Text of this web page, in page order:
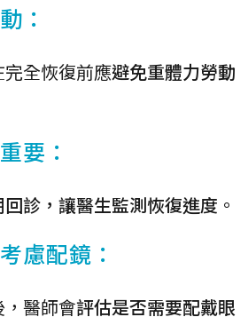
：
全恢復前應避免重體力勞動
要：
診，讓醫生監測恢復進度 。
慮配鏡：
醫師會評估是否需要配戴眼